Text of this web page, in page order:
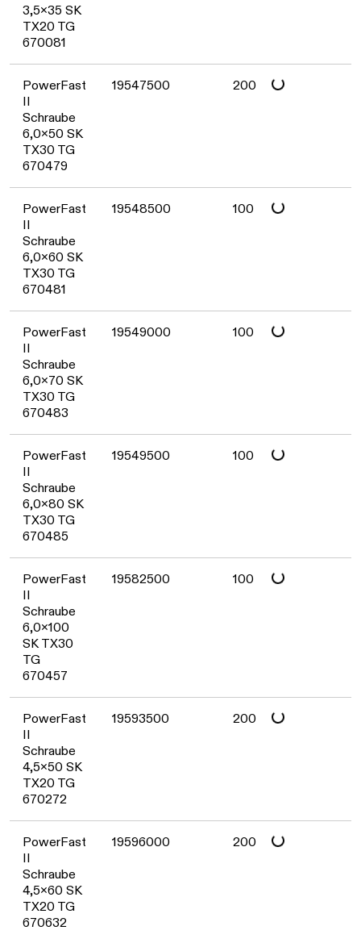
3,5x35 SK
TX20 TG
670081
PowerFast
II
Schraube
6,0x50 SK
TX30 TG
670479
19547500 200
Daten werden geladen. Bitte warten...
PowerFast
II
Schraube
6,0x60 SK
TX30 TG
670481
19548500 100
Daten werden geladen. Bitte warten...
PowerFast
II
Schraube
6,0x70 SK
TX30 TG
670483
19549000 100
Daten werden geladen. Bitte warten...
PowerFast
II
Schraube
6,0x80 SK
TX30 TG
670485
19549500 100
Daten werden geladen. Bitte warten...
PowerFast
II
Schraube
6,0x100
SK TX30
TG
670457
19582500 100
Daten werden geladen. Bitte warten...
PowerFast
II
Schraube
4,5x50 SK
TX20 TG
670272
19593500 200
Daten werden geladen. Bitte warten...
PowerFast
II
Schraube
4,5x60 SK
TX20 TG
670632
19596000 200
Daten werden geladen. Bitte warten...